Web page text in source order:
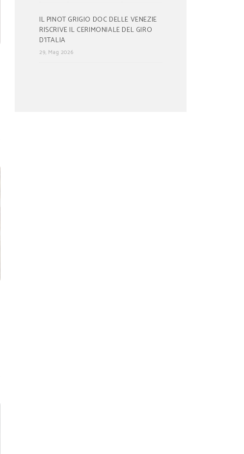
IL PINOT GRIGIO DOC DELLE VENEZIE
RISCRIVE IL CERIMONIALE DEL GIRO
D’ITALIA
29, Mag 2026